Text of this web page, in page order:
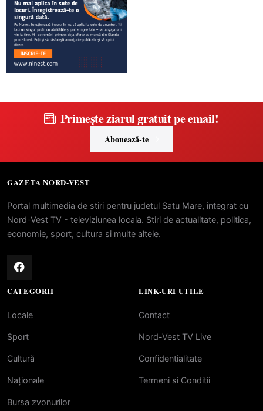
Primește ziarul gratuit pe email!
Abonează-te
GAZETA NORD-VEST
Portal multimedia de stiri pentru judetul Satu Mare, integrat cu
Nord-Vest TV - televiziunea locala. Stiri de actualitate, politica,
economie, sport, cultura si multe altele.
CATEGORII
Locale
Sport
Cultură
Naționale
Bursa zvonurilor
LINK-URI UTILE
Contact
Nord-Vest TV Live
Confidentialitate
Termeni si Conditii